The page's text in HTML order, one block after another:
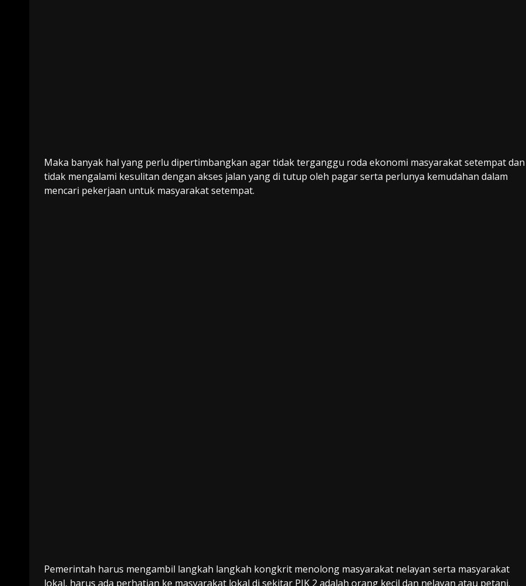
Maka banyak hal yang perlu dipertimbangkan agar tidak terganggu roda ekonomi masyarakat setempat dan
tidak mengalami kesulitan dengan akses jalan yang di tutup oleh pagar serta perlunya kemudahan dalam
mencari pekerjaan untuk masyarakat setempat.
Pemerintah harus mengambil langkah langkah kongkrit menolong masyarakat nelayan serta masyarakat
lokal, harus ada perhatian ke masyarakat lokal di sekitar PIK 2 adalah orang kecil dan nelayan atau petani.